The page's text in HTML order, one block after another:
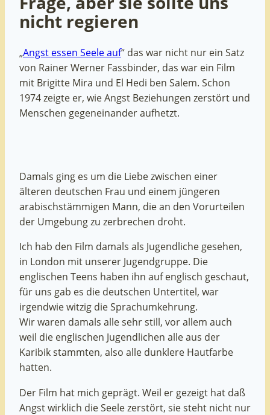
nicht regieren
„Angst essen Seele auf“ das war nicht nur ein Satz
von Rainer Werner Fassbinder, das war ein Film
mit Brigitte Mira und El Hedi ben Salem. Schon
1974 zeigte er, wie Angst Beziehungen zerstört und
Menschen gegeneinander aufhetzt.
Damals ging es um die Liebe zwischen einer
älteren deutschen Frau und einem jüngeren
arabischstämmigen Mann, die an den Vorurteilen
der Umgebung zu zerbrechen droht.
Ich hab den Film damals als Jugendliche gesehen,
in London mit unserer Jugendgruppe. Die
englischen Teens haben ihn auf englisch geschaut,
für uns gab es die deutschen Untertitel, war
irgendwie witzig die Sprachumkehrung.
Wir waren damals alle sehr still, vor allem auch
weil die englischen Jugendlichen alle aus der
Karibik stammten, also alle dunklere Hautfarbe
hatten.
Der Film hat mich geprägt. Weil er gezeigt hat daß
Angst wirklich die Seele zerstört, sie steht nicht nur